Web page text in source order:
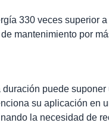
330 veces superior
mantenimiento por
puede
su aplicación en
la necesidad de